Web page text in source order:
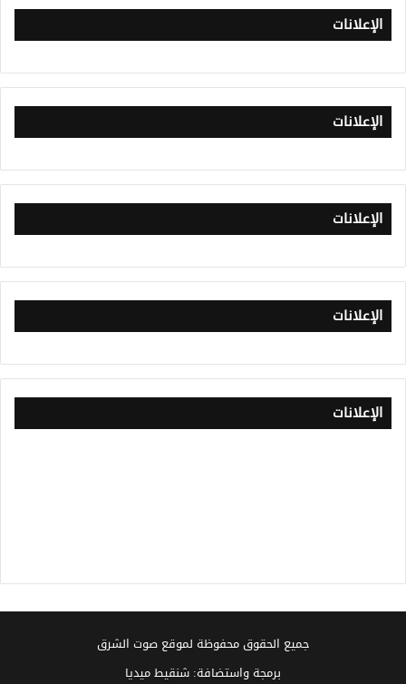
الإعلانات
الإعلانات
الإعلانات
الإعلانات
الإعلانات
جميع الحقوق محفوظة لموقع صوت الشرق
برمجة واستضافة: شنقيط ميديا